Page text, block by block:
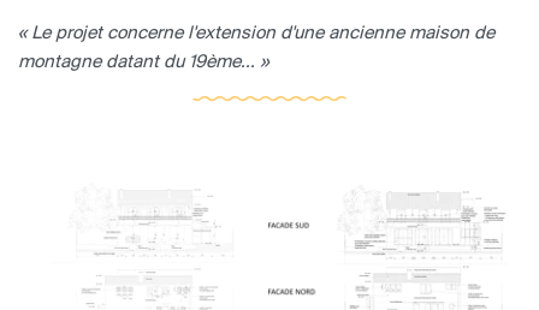
« Le projet concerne l'extension d'une ancienne maison de
montagne datant du 19ème... »